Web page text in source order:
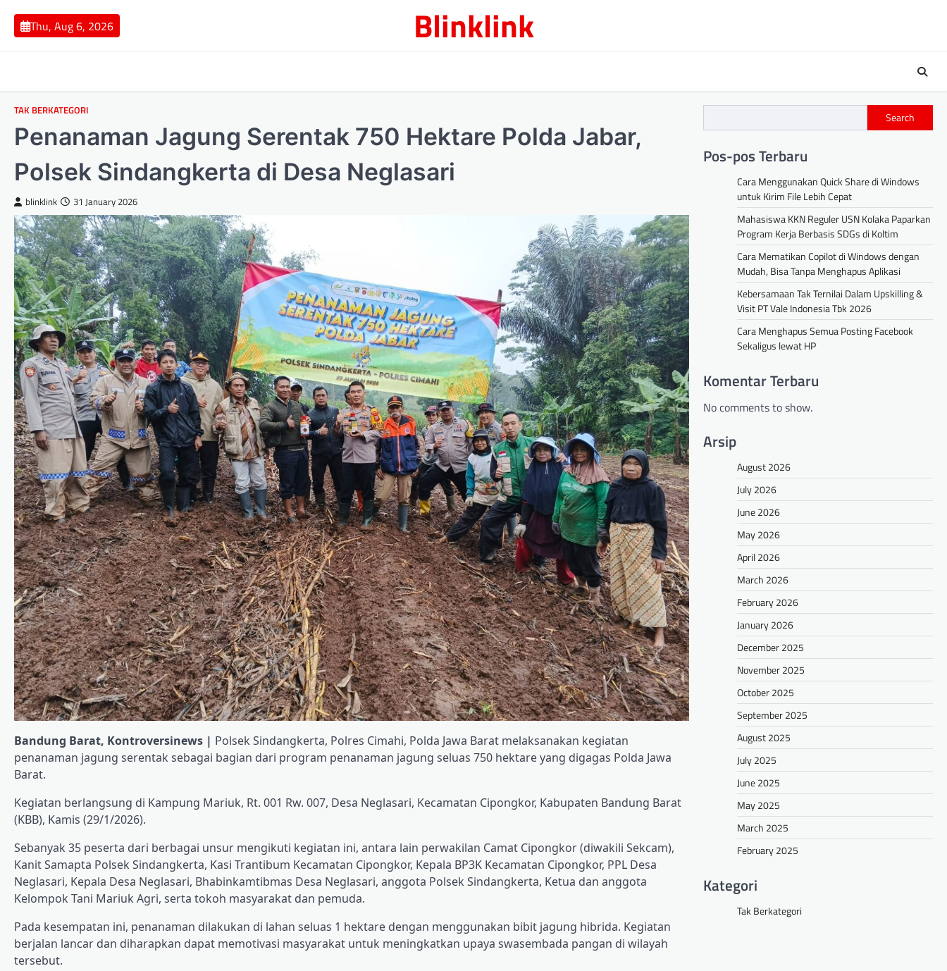
content
Thu, Aug 6, 2026 Blinklink
TAK BERKATEGORI
Penanaman Jagung Serentak 750 Hektare Polda Jabar,
Polsek Sindangkerta di Desa Neglasari
blinklink 31 January 2026
Bandung Barat, Kontroversinews | Polsek Sindangkerta, Polres Cimahi, Polda Jawa Barat melaksanakan kegiatan
penanaman jagung serentak sebagai bagian dari program penanaman jagung seluas 750 hektare yang digagas Polda Jawa
Barat.
Kegiatan berlangsung di Kampung Mariuk, Rt. 001 Rw. 007, Desa Neglasari, Kecamatan Cipongkor, Kabupaten Bandung Barat
(KBB), Kamis (29/1/2026).
Sebanyak 35 peserta dari berbagai unsur mengikuti kegiatan ini, antara lain perwakilan Camat Cipongkor (diwakili Sekcam),
Kanit Samapta Polsek Sindangkerta, Kasi Trantibum Kecamatan Cipongkor, Kepala BP3K Kecamatan Cipongkor, PPL Desa
Neglasari, Kepala Desa Neglasari, Bhabinkamtibmas Desa Neglasari, anggota Polsek Sindangkerta, Ketua dan anggota
Kelompok Tani Mariuk Agri, serta tokoh masyarakat dan pemuda.
Pada kesempatan ini, penanaman dilakukan di lahan seluas 1 hektare dengan menggunakan bibit jagung hibrida. Kegiatan
berjalan lancar dan diharapkan dapat memotivasi masyarakat untuk meningkatkan upaya swasembada pangan di wilayah
tersebut.
Search
Pos-pos Terbaru
Cara Menggunakan Quick Share di Windows
untuk Kirim File Lebih Cepat
Mahasiswa KKN Reguler USN Kolaka Paparkan
Program Kerja Berbasis SDGs di Koltim
Cara Mematikan Copilot di Windows dengan
Mudah, Bisa Tanpa Menghapus Aplikasi
Kebersamaan Tak Ternilai Dalam Upskilling &
Visit PT Vale Indonesia Tbk 2026
Cara Menghapus Semua Posting Facebook
Sekaligus lewat HP
Komentar Terbaru
No comments to show.
Arsip
August 2026
July 2026
June 2026
May 2026
April 2026
March 2026
February 2026
January 2026
December 2025
November 2025
October 2025
September 2025
August 2025
July 2025
June 2025
May 2025
March 2025
February 2025
Kategori
Tak Berkategori